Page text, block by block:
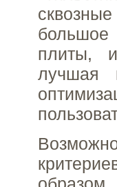
плиты,
лучшая